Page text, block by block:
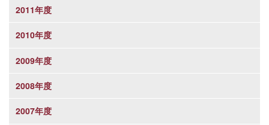
2011年度
2010年度
2009年度
2008年度
2007年度